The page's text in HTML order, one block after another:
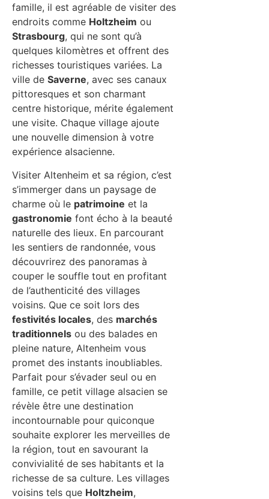
famille, il est agréable de visiter des
endroits comme Holtzheim ou
Strasbourg, qui ne sont qu’à
quelques kilomètres et offrent des
richesses touristiques variées. La
ville de Saverne, avec ses canaux
pittoresques et son charmant
centre historique, mérite également
une visite. Chaque village ajoute
une nouvelle dimension à votre
expérience alsacienne.
Visiter Altenheim et sa région, c’est
s’immerger dans un paysage de
charme où le patrimoine et la
gastronomie font écho à la beauté
naturelle des lieux. En parcourant
les sentiers de randonnée, vous
découvrirez des panoramas à
couper le souffle tout en profitant
de l’authenticité des villages
voisins. Que ce soit lors des
festivités locales, des marchés
traditionnels ou des balades en
pleine nature, Altenheim vous
promet des instants inoubliables.
Parfait pour s’évader seul ou en
famille, ce petit village alsacien se
révèle être une destination
incontournable pour quiconque
souhaite explorer les merveilles de
la région, tout en savourant la
convivialité de ses habitants et la
richesse de sa culture. Les villages
voisins tels que Holtzheim,